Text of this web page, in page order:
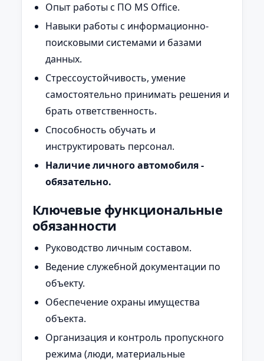
Опыт работы с ПО MS Office.
Навыки работы с информационно-
поисковыми системами и базами
данных.
Стрессоустойчивость, умение
самостоятельно принимать решения и
брать ответственность.
Способность обучать и
инструктировать персонал.
Наличие личного автомобиля -
обязательно.
Ключевые функциональные
обязанности
Руководство личным составом.
Ведение служебной документации по
объекту.
Обеспечение охраны имущества
объекта.
Организация и контроль пропускного
режима (люди, материальные